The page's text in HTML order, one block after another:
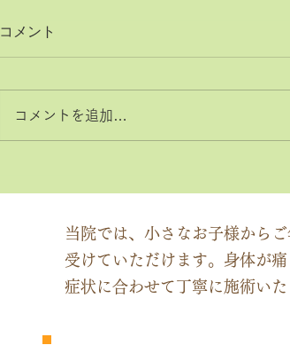
レンダー
コメント
コメントを追加…
当院では、小さなお子様から
受けていただけます。身体が
症状に合わせて丁寧に施術い